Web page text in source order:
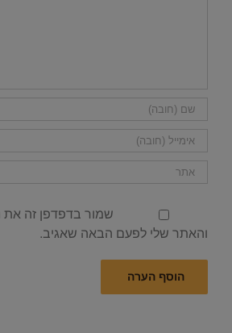
שמור בדפדפן זה את
והאתר שלי לפעם הבאה שאגיב.